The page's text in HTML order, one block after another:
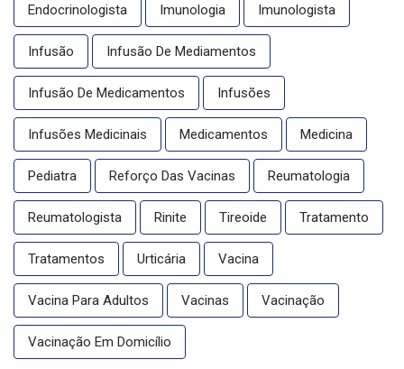
Endocrinologista Imunologia Imunologista
Infusão Infusão De Mediamentos
Infusão De Medicamentos Infusões
Infusões Medicinais Medicamentos Medicina
Pediatra Reforço Das Vacinas Reumatologia
Reumatologista Rinite Tireoide Tratamento
Tratamentos Urticária Vacina
Vacina Para Adultos Vacinas Vacinação
Vacinação Em Domicílio